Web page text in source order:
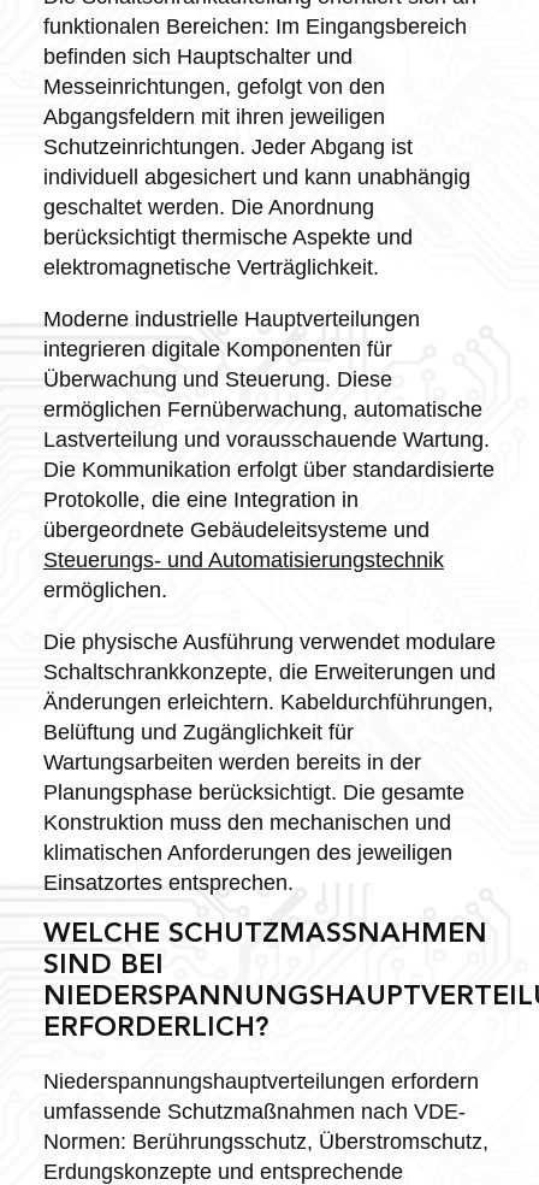
funktionalen Bereichen: Im Eingangsbereich
befinden sich Hauptschalter und
Messeinrichtungen, gefolgt von den
Abgangsfeldern mit ihren jeweiligen
Schutzeinrichtungen. Jeder Abgang ist
individuell abgesichert und kann unabhängig
geschaltet werden. Die Anordnung
berücksichtigt thermische Aspekte und
elektromagnetische Verträglichkeit.
Moderne industrielle Hauptverteilungen
integrieren digitale Komponenten für
Überwachung und Steuerung. Diese
ermöglichen Fernüberwachung, automatische
Lastverteilung und vorausschauende Wartung.
Die Kommunikation erfolgt über standardisierte
Protokolle, die eine Integration in
übergeordnete Gebäudeleitsysteme und
Steuerungs- und Automatisierungstechnik
ermöglichen.
Die physische Ausführung verwendet modulare
Schaltschrankkonzepte, die Erweiterungen und
Änderungen erleichtern. Kabeldurchführungen,
Belüftung und Zugänglichkeit für
Wartungsarbeiten werden bereits in der
Planungsphase berücksichtigt. Die gesamte
Konstruktion muss den mechanischen und
klimatischen Anforderungen des jeweiligen
Einsatzortes entsprechen.
WELCHE SCHUTZMASSNAHMEN S
IND BEI N
RFORDERLICH?
Niederspannungshauptverteilungen erfordern
umfassende Schutzmaßnahmen nach VDE-
Normen: Berührungsschutz, Überstromschutz,
Erdungskonzepte und entsprechende